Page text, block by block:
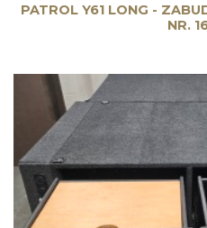
PATROL Y61 LONG -
NR.